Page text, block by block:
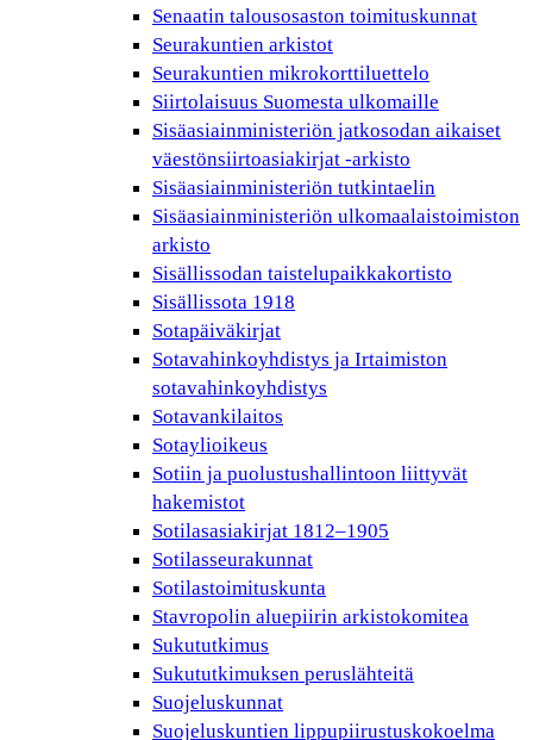
Senaatin talousosaston toimituskunnat
Seurakuntien arkistot
Seurakuntien mikrokorttiluettelo
Siirtolaisuus Suomesta ulkomaille
Sisäasiainministeriön jatkosodan aikaiset
väestönsiirtoasiakirjat -arkisto
Sisäasiainministeriön tutkintaelin
Sisäasiainministeriön ulkomaalaistoimiston
arkisto
Sisällissodan taistelupaikkakortisto
Sisällissota 1918
Sotapäiväkirjat
Sotavahinkoyhdistys ja Irtaimiston
sotavahinkoyhdistys
Sotavankilaitos
Sotaylioikeus
Sotiin ja puolustushallintoon liittyvät
hakemistot
Sotilasasiakirjat 1812–1905
Sotilasseurakunnat
Sotilastoimituskunta
Stavropolin aluepiirin arkistokomitea
Sukututkimus
Sukututkimuksen peruslähteitä
Suojeluskunnat
Suojeluskuntien lippupiirustuskokoelma